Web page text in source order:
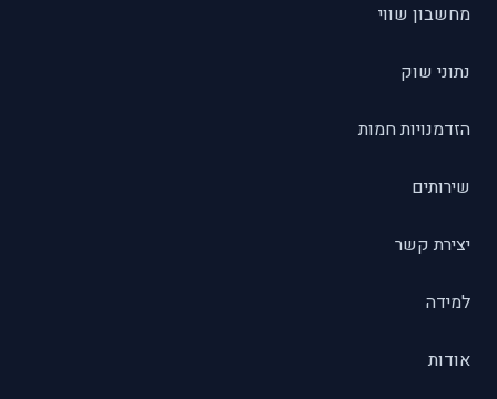
מחשבון שווי
נתוני שוק
הזדמנויות חמות
שירותים
יצירת קשר
למידה
אודות